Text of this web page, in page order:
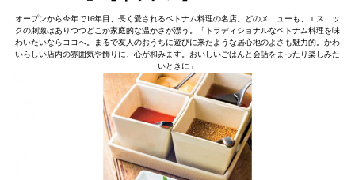
オープンから今年で16年目、長く愛されるベトナム料理の名店。どのメニューも、エスニッ
クの刺激はありつつどこか家庭的な温かさが漂う。「トラディショナルなベトナム料理を味
わいたいならココへ。まるで友人のおうちに遊びに来たような居心地のよさも魅力的。かわ
いらしい店内の雰囲気や飾りに、心が和みます。おいしいごはんと会話をまったり楽しみた
いときに」